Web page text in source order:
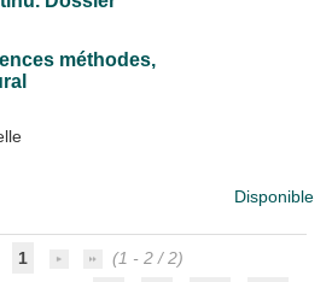
méthodes,
Disponible
1
(1 - 2 / 2)